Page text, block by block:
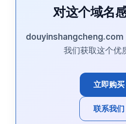
对这个域名
douyinshangcheng.com
我们获取这个优
立即购买
联系我们